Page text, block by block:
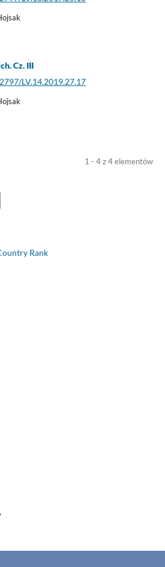
Cz. III
LV.14.2019.27.17
1 - 4 z 4 elementów